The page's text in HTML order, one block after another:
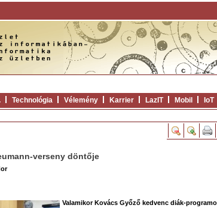
Technológia Vélemény Karrier LazIT Mobil IoT
verseny döntője
Valamikor Kovács Győző kedvenc diák-